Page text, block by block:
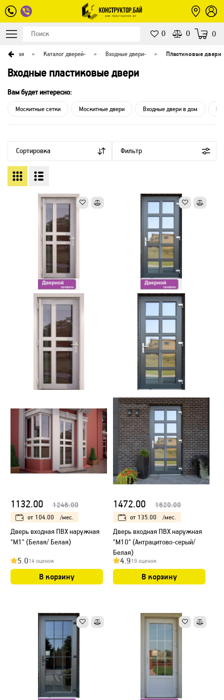
0 0 0
Главная Каталог дверей- Входные двери- Пластиковые двери
Входные пластиковые двери
Вам будет интересно:
Москитные сетки Москитные двери Входные двери в дом
Сортировка Фильтр
1132.00 1246.00
от 104.00 /мес.
Дверь входная ПВХ наружная
"М1" (Белая/ Белая)
5.014 оценок
В корзину
1472.00 1620.00
от 135.00 /мес.
Дверь входная ПВХ наружная
"М10" (Антрацитово-серый/
Белая)
4.919 оценок
В корзину